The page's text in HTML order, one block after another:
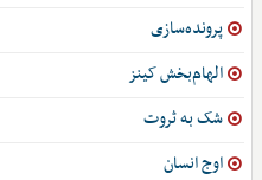
پرونده‌سازی
الهام‌بخش کینز
شک به ثروت
اوج انسان